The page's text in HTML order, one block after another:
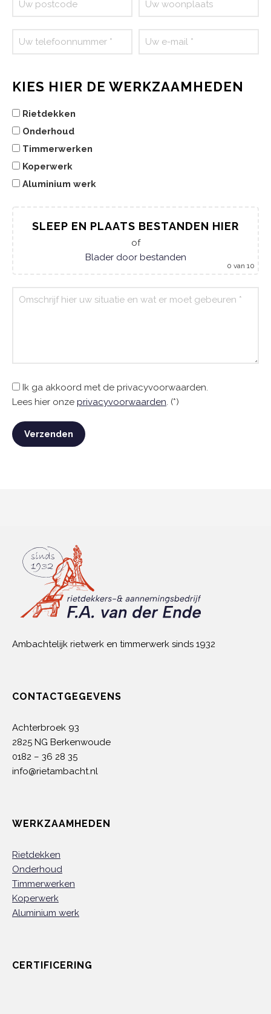
KIES HIER DE WERKZAAMHEDEN
Rietdekken
Onderhoud
Timmerwerken
Koperwerk
Aluminium werk
SLEEP EN PLAATS BESTANDEN HIER
of
Blader door bestanden
0 van 10
Ik ga akkoord met de privacyvoorwaarden.
Lees hier onze privacyvoorwaarden. (*)
Ambachtelijk rietwerk en timmerwerk sinds 1932
CONTACTGEGEVENS
Achterbroek 93
2825 NG Berkenwoude
0182 – 36 28 35
info@rietambacht.nl
WERKZAAMHEDEN
Rietdekken
Onderhoud
Timmerwerken
Koperwerk
Aluminium werk
CERTIFICERING